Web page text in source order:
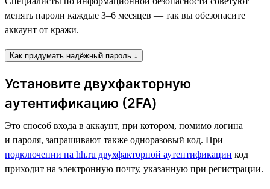
менять пароли каждые 3–6 месяцев — так вы обезопасите
аккаунт от кражи.
Как придумать надёжный пароль ↓
Установите двухфакторную
аутентификацию (2FA)
Это способ входа в аккаунт, при котором, помимо логина
и пароля, запрашивают также одноразовый код. При
подключении на hh.ru двухфакторной аутентификации код
приходит на электронную почту, указанную при регистрации.